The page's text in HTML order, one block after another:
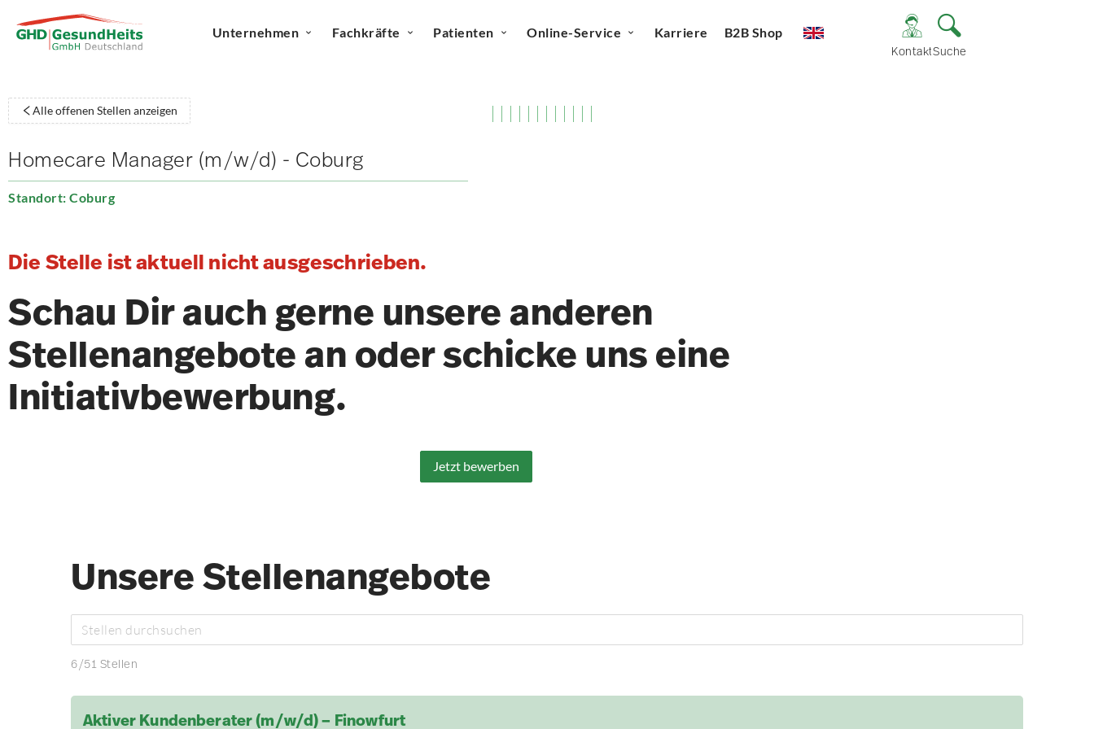
Unternehmen Fachkräfte Patienten Online-Service Karriere B2B Shop
KontaktSuche
Alle offenen Stellen anzeigen
Homecare Manager (m/w/d) - Coburg
Standort: Coburg
Die Stelle ist aktuell nicht ausgeschrieben.
Schau Dir auch gerne unsere anderen
Stellenangebote an oder schicke uns eine
Initiativbewerbung.
Jetzt bewerben
Unsere Stellenangebote
6/51 Stellen
Aktiver Kundenberater (m/w/d) – Finowfurt